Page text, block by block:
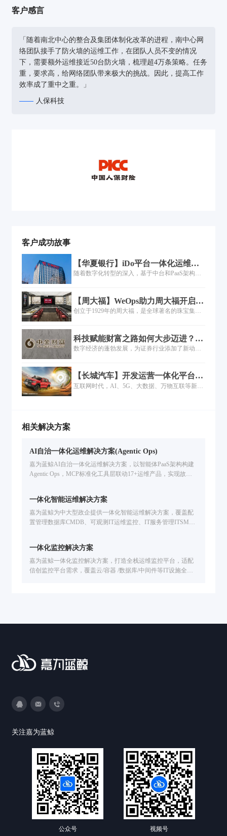
客户感言
「随着南北中心的整合及集团体制化改革的进程，南中心网
络团队接手了防火墙的运维工作，在团队人员不变的情况
下，需要额外运维接近50台防火墙，梳理超4万条策略。任务
重，要求高，给网络团队带来极大的挑战。因此，提高工作
效率成了重中之重。」
人保科技
客户成功故事
【华夏银行】iDo平台一体化运维的
落地过程
随着数字化转型的深入，基于中台和PaaS架构的
进行中台化整合、工具场景如何联动，是个复杂
而庞大的工程......
【周大福】WeOps助力周大福开启IT
运维数字化转型之路
创立于1929年的周大福，是全球著名的珠宝集
控，监控范围增加了操作系统、数据库、中间
件、虚拟化、云平台、基础应用等维度，运维人
科技赋能财富之路如何大步迈进？
——中金财富研发转型升级之道
数字经济的蓬勃发展，为证券行业添加了新动
能。在数字经济大势下，证券行业纷纷加大了IT
建设投入，并提出数字化转型的战略。
【长城汽车】开发运营一体化平台落
地，车企深化数字化转型！
互联网时代，AI、5G、大数据、万物互联等新技
服务与技术支持的影响。
相关解决方案
AI自治一体化运维解决方案(Agentic Ops)
嘉为蓝鲸AI自治一体化运维解决方案，以智能体PaaS架构构建
Agentic Ops，MCP标准化工具层联动17+运维产品，实现故障
一体化智能运维解决方案
嘉为蓝鲸为中大型政企提供一体化智能运维解决方案，覆盖配
置管理数据库CMDB、可观测IT运维监控、IT服务管理ITSM、
产信创环境，提升运维效率。免费申请方案演示。
一体化监控解决方案
嘉为蓝鲸一体化监控解决方案，打造全栈运维监控平台，适配
信创监控平台需求，覆盖云/容器 /数据库/中间件等IT设施全场
关注嘉为蓝鲸
公众号 视频号